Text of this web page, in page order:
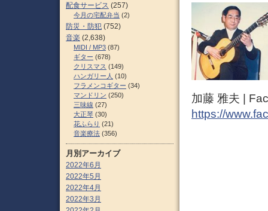
加藤 雅夫 |
https://
配食サービス (257)
今月の宅配弁当 (2)
防災・防犯 (752)
音楽 (2,638)
MIDI / MP3 (87)
ギター (678)
クリスマス (149)
ハンガリー人 (10)
フラメンコギター (34)
マンドリン (250)
三味線 (27)
大正琴 (30)
花ふらり (21)
音楽療法 (356)
月別アーカイブ
2022年6月
2022年5月
2022年4月
2022年3月